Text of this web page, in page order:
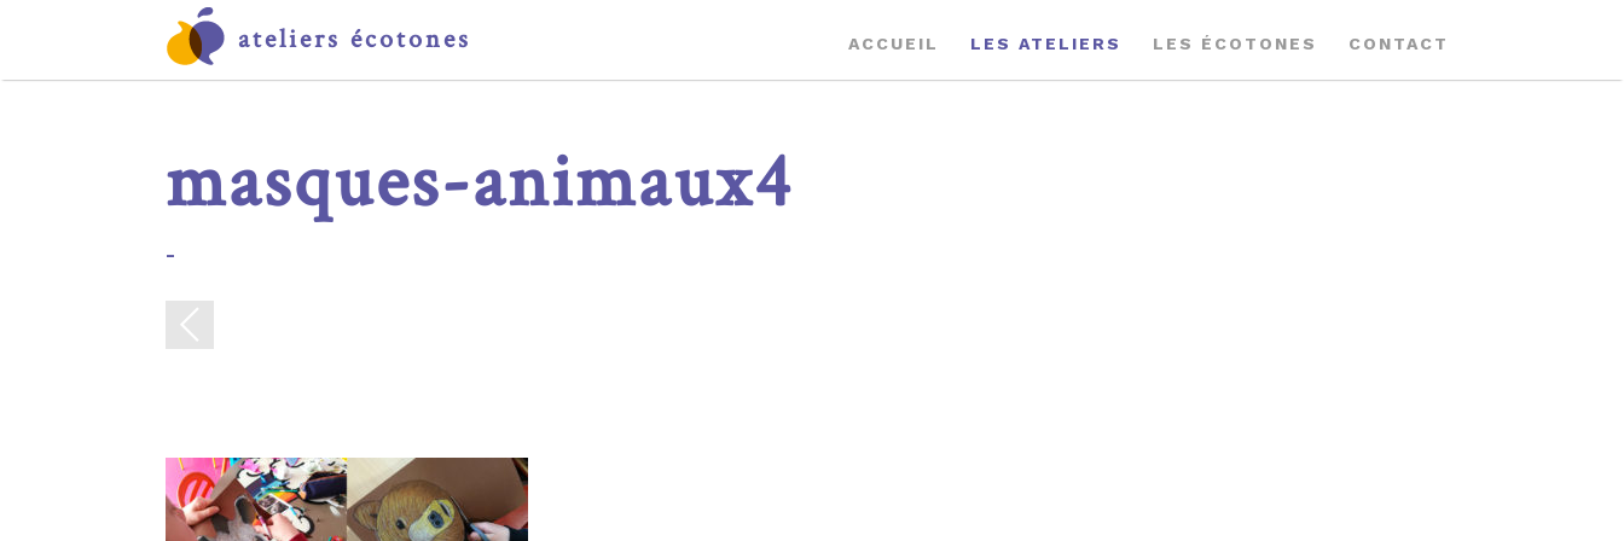
ateliers écotones ACCUEIL LES ATELIERS LES ÉCOTONES CONTACT
masques-animaux4
-